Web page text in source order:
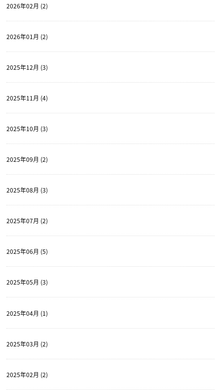
2026年02月 (2)
2026年01月 (2)
2025年12月 (3)
2025年11月 (4)
2025年10月 (3)
2025年09月 (2)
2025年08月 (3)
2025年07月 (2)
2025年06月 (5)
2025年05月 (3)
2025年04月 (1)
2025年03月 (2)
2025年02月 (2)